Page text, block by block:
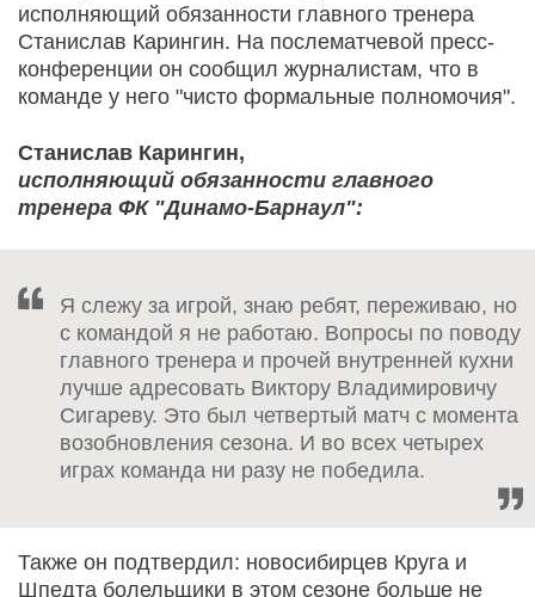
исполняющий обязанности главного тренера
Станислав Карингин. На послематчевой пресс-
конференции он сообщил журналистам, что в
команде у него "чисто формальные полномочия".
Станислав Карингин,
исполняющий обязанности главного
тренера ФК "Динамо-Барнаул":
Я слежу за игрой, знаю ребят, переживаю, но
с командой я не работаю. Вопросы по поводу
главного тренера и прочей внутренней кухни
лучше адресовать Виктору Владимировичу
Сигареву. Это был четвертый матч с момента
возобновления сезона. И во всех четырех
играх команда ни разу не победила.
Также он подтвердил: новосибирцев Круга и
Шпедта болельщики в этом сезоне больше не